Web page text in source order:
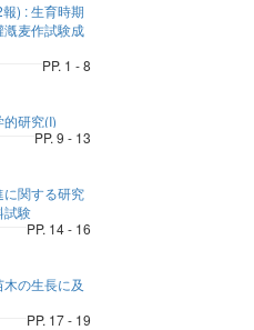
) : 生育時期
漑麦作試験成
PP. 1 - 8
研究(I)
PP. 9 - 13
関する研究
試験
PP. 14 - 16
の生長に及
PP. 17 - 19